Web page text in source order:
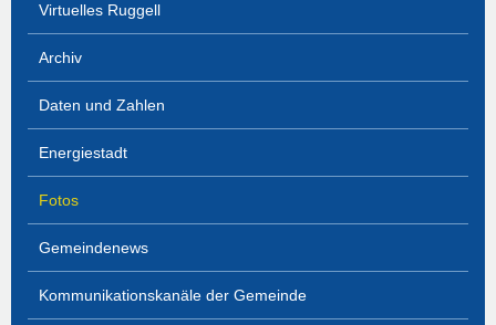
Virtuelles Ruggell
Archiv
Daten und Zahlen
Energiestadt
Fotos
Gemeindenews
Kommunikationskanäle der Gemeinde